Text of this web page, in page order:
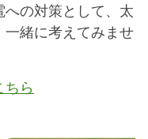
の対策として、太
緒に考えてみませ
ら